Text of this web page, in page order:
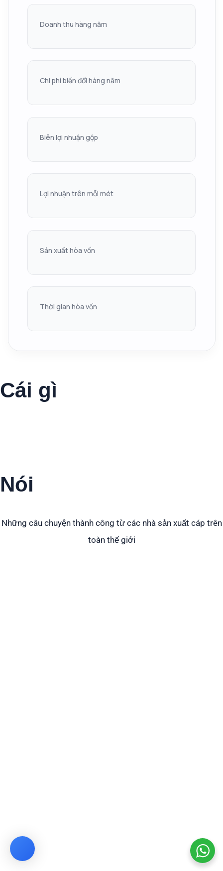
Doanh thu hàng năm
Chi phí biến đổi hàng năm
Biên lợi nhuận gộp
Lợi nhuận trên mỗi mét
Sản xuất hòa vốn
Thời gian hòa vốn
Cái gì
Nói
Những câu chuyện thành công từ các nhà sản xuất cáp trên
toàn thế giới